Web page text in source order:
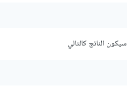
سيكون الناتج كالتالي